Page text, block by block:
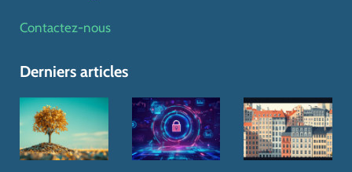
Contactez-nous
Derniers articles